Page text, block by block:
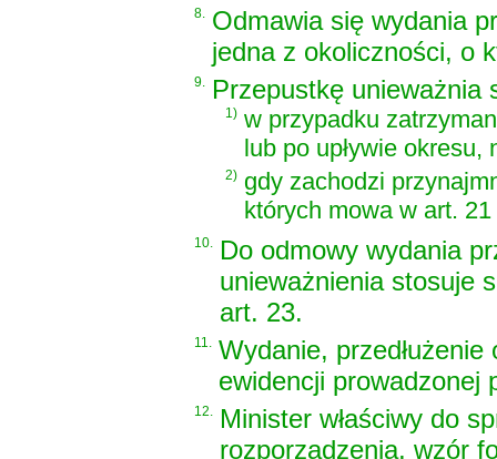
8. Odmawia się wydania
jedna z okoliczności, o
9. Przepustkę unieważnia
1) w przypadku
lub po upływie okresu,
2) gdy zachodzi
których mowa w art.
10. Do odmowy wydania
unieważnienia stosuje
art. 23.
11. Wydanie,
ewidencji prowadzonej
12. Minister właściwy do
rozporządzenia, wzór